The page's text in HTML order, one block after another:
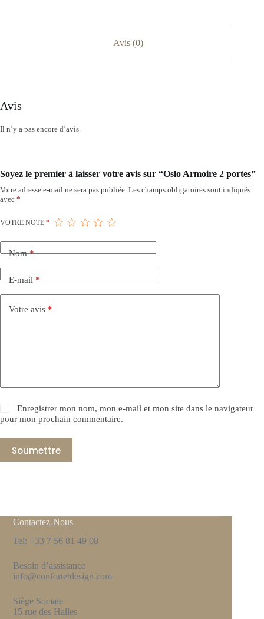
Avis (0)
Avis
Il n’y a pas encore d’avis.
Soyez le premier à laisser votre avis sur “Oslo Armoire 2 portes”
Votre adresse e-mail ne sera pas publiée. Les champs obligatoires sont indiqués
avec *
VOTRE NOTE *
Nom*
E-mail*
Votre avis *
Enregistrer mon nom, mon e-mail et mon site dans le navigateur
pour mon prochain commentaire.
Soumettre
Contactez-Nous
Tel: +33 7 56 81 49 08
Besoin d’assistance
info@confortetdesign.com
Siège Sociale
15 rue des Halles